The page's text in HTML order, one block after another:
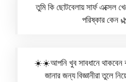
তুমি কি ছোটবেলায় সার্ফ এক্সেল
পরিষ্কার কেন
☀️☀️আপনি খুব সাবধানে থাকবেন
জানার জন্য বিজ্ঞানীরা তুলে